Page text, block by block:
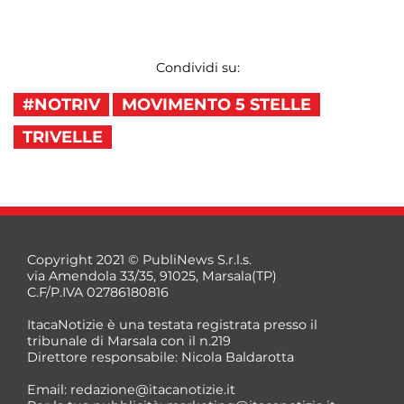
Condividi su:
#NOTRIV
MOVIMENTO 5 STELLE
TRIVELLE
Copyright 2021 © PubliNews S.r.l.s.
via Amendola 33/35, 91025, Marsala(TP)
C.F/P.IVA 02786180816
ItacaNotizie è una testata registrata presso il
tribunale di Marsala con il n.219
Direttore responsabile: Nicola Baldarotta
Email: redazione@itacanotizie.it